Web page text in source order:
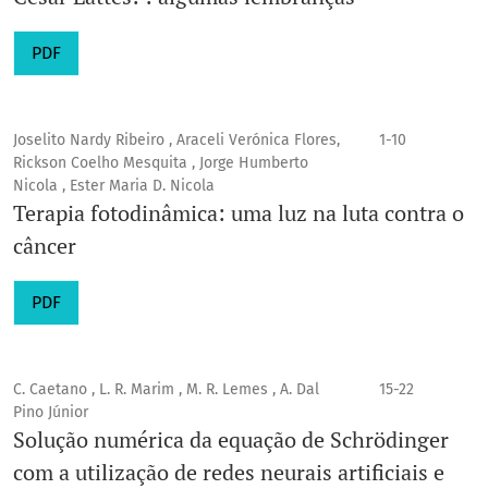
PDF
Joselito Nardy Ribeiro , Araceli Verónica Flores,
Rickson Coelho Mesquita , Jorge Humberto
Nicola , Ester Maria D. Nicola
1-10
Terapia fotodinâmica: uma luz na luta contra o
câncer
PDF
C. Caetano , L. R. Marim , M. R. Lemes , A. Dal
Pino Júnior
15-22
Solução numérica da equação de Schrödinger
com a utilização de redes neurais artificiais e